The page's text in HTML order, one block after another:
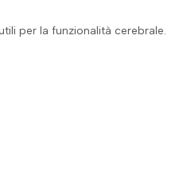
per la funzionalità cerebrale.